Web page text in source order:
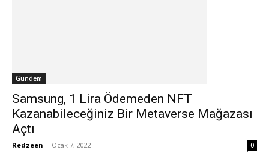
Gündem
Samsung, 1 Lira Ödemeden NFT
Kazanabileceğiniz Bir Metaverse Mağazası
Açtı
Redzeen - Ocak 7, 2022 0